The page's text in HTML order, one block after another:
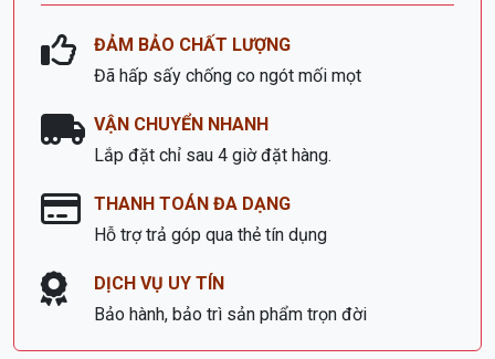
ĐẢM BẢO CHẤT LƯỢNG
Đã hấp sấy chống co ngót mối mọt
VẬN CHUYỂN NHANH
Lắp đặt chỉ sau 4 giờ đặt hàng.
THANH TOÁN ĐA DẠNG
Hỗ trợ trả góp qua thẻ tín dụng
DỊCH VỤ UY TÍN
Bảo hành, bảo trì sản phẩm trọn đời